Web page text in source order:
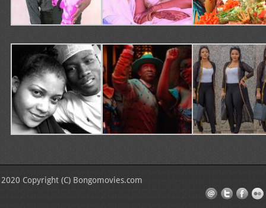
2020 Copyright (C) Bongomovies.com